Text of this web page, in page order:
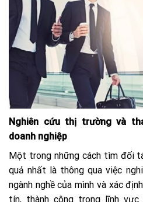
Nghiên cứu thị trường và
doanh nghiệp
Một trong những cách tìm đối
quả nhất là thông qua việc
ngành nghề của mình và xác
tín, thành công trong lĩnh